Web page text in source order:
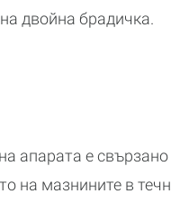
двойна брадичка.
апарата е свързано
на мазнините в